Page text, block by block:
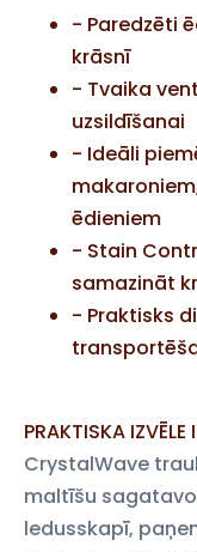
- Paredzēti
krāsnī
- Tvaika
uzsildīšanai
- Ideāli
ēdieniem
- Stain
samazināt
- Praktisks
PRAKTISKA IZVĒLE
CrystalWave
maltīšu
ledusskapī,